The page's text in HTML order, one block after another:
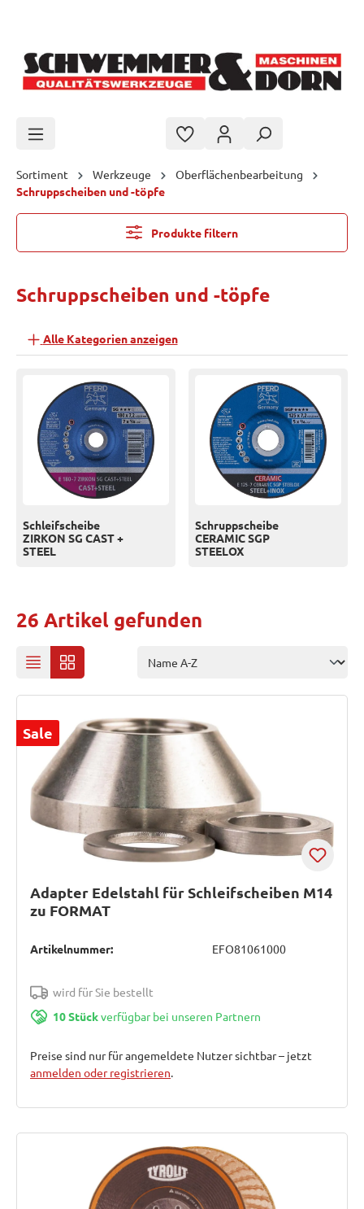
Sortiment Werkzeuge
Oberflächenbearbeitung
Schruppscheiben und -töpfe
Produkte filtern
Schruppscheiben und -töpfe
Alle Kategorien anzeigen
Schleifscheibe
ZIRKON SG CAST +
STEEL
Schruppscheibe
CERAMIC SGP
STEELOX
26 Artikel gefunden
Sale
Adapter Edelstahl für Schleifscheiben M14
zu FORMAT
Artikelnummer: EFO81061000
wird für Sie bestellt
10 Stückverfügbar bei unseren Partnern
Preise sind nur für angemeldete Nutzer sichtbar – jetzt
anmelden oder registrieren.